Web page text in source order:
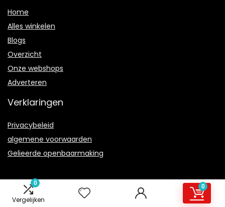
0
Vergelijken
0
Home
Alles winkelen
Blogs
Overzicht
Onze webshops
Adverteren
Verklaringen
Privacybeleid
algemene voorwaarden
Gelieerde openbaarmaking